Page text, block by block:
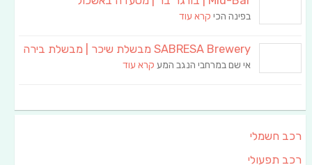
בפינה הכי קרא עוד
SABRESA Brewery מבשלת שיכר | מבשלת בירה
אי שם במרחבי הנגב המע קרא עוד
רכב חשמלי
רכב תפעולי